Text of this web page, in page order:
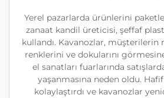
Yerel pazarlarda ürünlerini
zanaat kandil üreticisi, şeffaf
kullandı. Kavanozlar, müşterilerin
renklerini ve dokularını
el sanatları fuarlarında
yaşanmasına neden oldu. Hafif
kolaylaştırdı ve kavanozlar